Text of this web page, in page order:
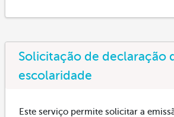
Solicitação de declaração
escolaridade
Este serviço permite solicitar a